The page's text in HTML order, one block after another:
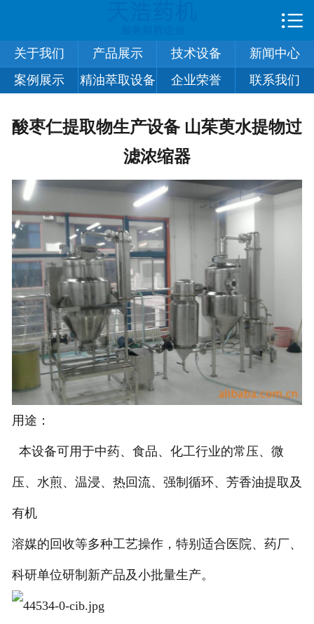
关于我们
技术设备
产品展示
案例展示
合作伙伴
企业荣誉
在线留言
联系我们

关于我们 产品展示 技术设备
新闻中心
案例展示
精油萃取设备 企业荣誉 联系我们
酸枣仁提取物生产设备 山茱萸水提物过
滤浓缩器
用途：
本设备可用于中药、食品、化工行业的常压、微
压、水煎、温浸、热回流、强制循环、芳香油提取及
有机
溶媒的回收等多种工艺操作，特别适合医院、药厂、
科研单位研制新产品及小批量生产。